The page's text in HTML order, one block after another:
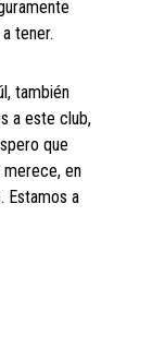
tener.
también
a este club,
que
merece, en
Estamos a